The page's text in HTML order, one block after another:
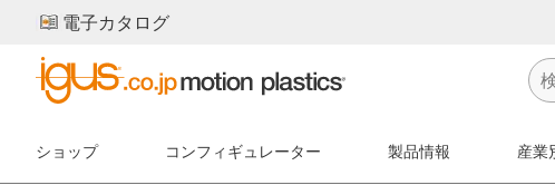
電子カタログ
ショップ コンフィギュレーター 製品情報 産業